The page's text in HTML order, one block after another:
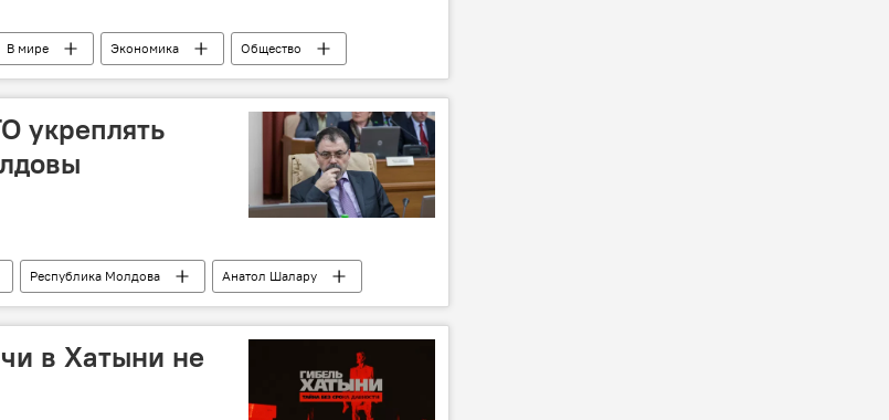
В мире Экономика
Общество
укреплять
Республика Молдова
Анатол Шалару
в Хатыни не